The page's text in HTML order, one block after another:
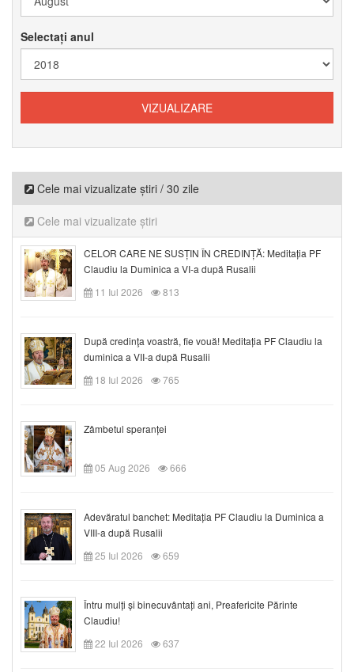
Selectați anul
Cele mai vizualizate știri / 30 zile
Cele mai vizualizate știri
CELOR CARE NE SUSȚIN ÎN CREDINȚĂ: Meditația PF
Claudiu la Duminica a VI-a după Rusalii
11 Iul 2026
813
După credinţa voastră, fie vouă! Meditația PF Claudiu la
duminica a VII-a după Rusalii
18 Iul 2026
765
Zâmbetul speranței
05 Aug 2026 666
Adevăratul banchet: Meditația PF Claudiu la Duminica a
VIII-a după Rusalii
25 Iul 2026
659
Întru mulți și binecuvântați ani, Preafericite Părinte
Claudiu!
22 Iul 2026
637